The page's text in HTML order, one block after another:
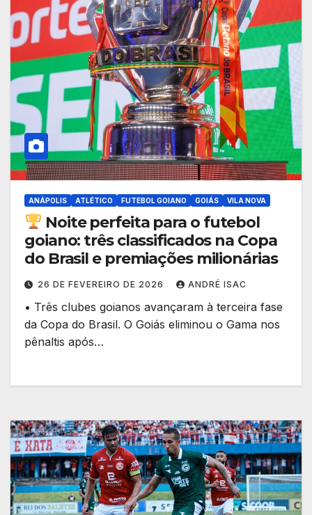
ANÁPOLIS ATLÉTICO FUTEBOL GOIANO GOIÁS VILA NOVA
Noite perfeita para o futebol
goiano: três classificados na Copa
do Brasil e premiações milionárias
26 DE FEVEREIRO DE 2026 ANDRÉ ISAC
• Três clubes goianos avançaram à terceira fase
da Copa do Brasil. O Goiás eliminou o Gama nos
pênaltis após…